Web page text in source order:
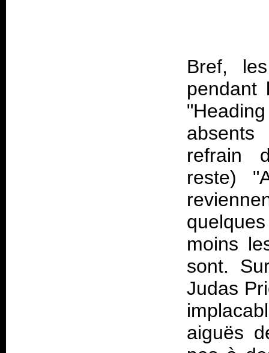
Bref,
pendant
refrain
reste)
moins
sont.
Judas
aiguës